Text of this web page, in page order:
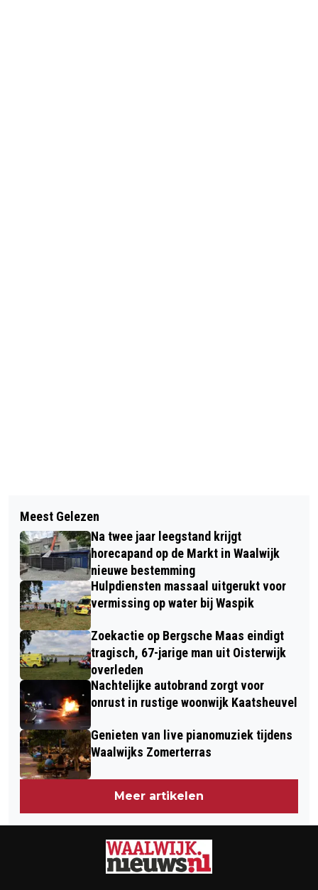
115 JAAR BESTAAN R.W.B. FEEST
VOOR JONG EN OUD
BRIDGECLUB WAALWIJK: UITSLAG
ZITTING 32
Meest Gelezen
Na twee jaar leegstand krijgt
horecapand op de Markt in Waalwijk
nieuwe bestemming
Hulpdiensten massaal uitgerukt voor
vermissing op water bij Waspik
Zoekactie op Bergsche Maas eindigt
tragisch, 67-jarige man uit Oisterwijk
overleden
Nachtelijke autobrand zorgt voor
onrust in rustige woonwijk Kaatsheuvel
Genieten van live pianomuziek tijdens
Waalwijks Zomerterras
Meer artikelen